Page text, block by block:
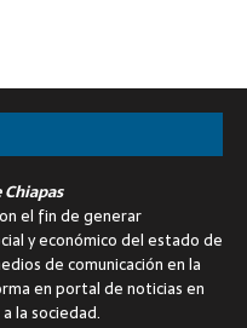
el fin de generar
y económico del estado de
de comunicación en la
en portal de noticias en
la sociedad.